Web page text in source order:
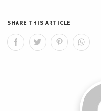
SHARE THIS ARTICLE